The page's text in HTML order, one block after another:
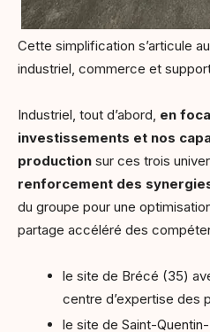
Cette simplification s’articule
industriel, commerce et
Industriel, tout d’abord, en
investissements et nos
production sur ces trois
renforcement des
du groupe pour une
partage accéléré des
le site de Brécé (35)
centre d’expertise des
le site de Saint-